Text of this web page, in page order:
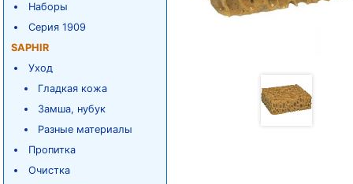
Наборы
Серия 1909
SAPHIR
Уход
Гладкая кожа
Замша, нубук
Разные материалы
Пропитка
Очистка